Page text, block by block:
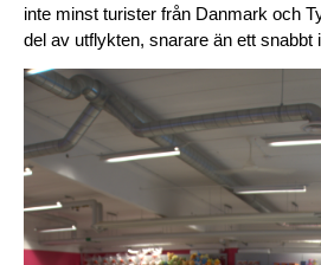
inte minst turister från Danmark och
del av utflykten, snarare än ett snabbt